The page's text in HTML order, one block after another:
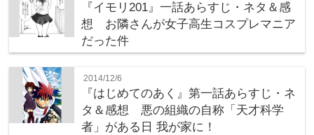
『イモリ201』一話あらすじ・ネタ＆感
想 お隣さんが女子高生コスプレマニア
だった件
2014/12/6
『はじめてのあく』第一話あらすじ・ネ
タ＆感想 悪の組織の自称「天才科学
者」がある日 我が家に！